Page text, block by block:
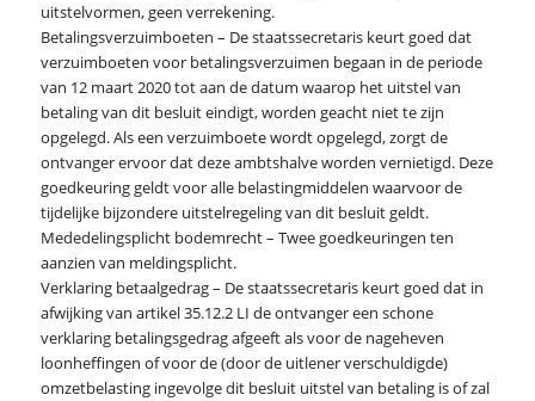
uitstelvormen, geen verrekening.
Betalingsverzuimboeten – De staatssecretaris keurt goed dat
verzuimboeten voor betalingsverzuimen begaan in de periode
van 12 maart 2020 tot aan de datum waarop het uitstel van
betaling van dit besluit eindigt, worden geacht niet te zijn
opgelegd. Als een verzuimboete wordt opgelegd, zorgt de
ontvanger ervoor dat deze ambtshalve worden vernietigd. Deze
goedkeuring geldt voor alle belastingmiddelen waarvoor de
tijdelijke bijzondere uitstelregeling van dit besluit geldt.
Mededelingsplicht bodemrecht – Twee goedkeuringen ten
aanzien van meldingsplicht.
Verklaring betaalgedrag – De staatssecretaris keurt goed dat in
afwijking van artikel 35.12.2 LI de ontvanger een schone
verklaring betalingsgedrag afgeeft als voor de nageheven
loonheffingen of voor de (door de uitlener verschuldigde)
omzetbelasting ingevolge dit besluit uitstel van betaling is of zal